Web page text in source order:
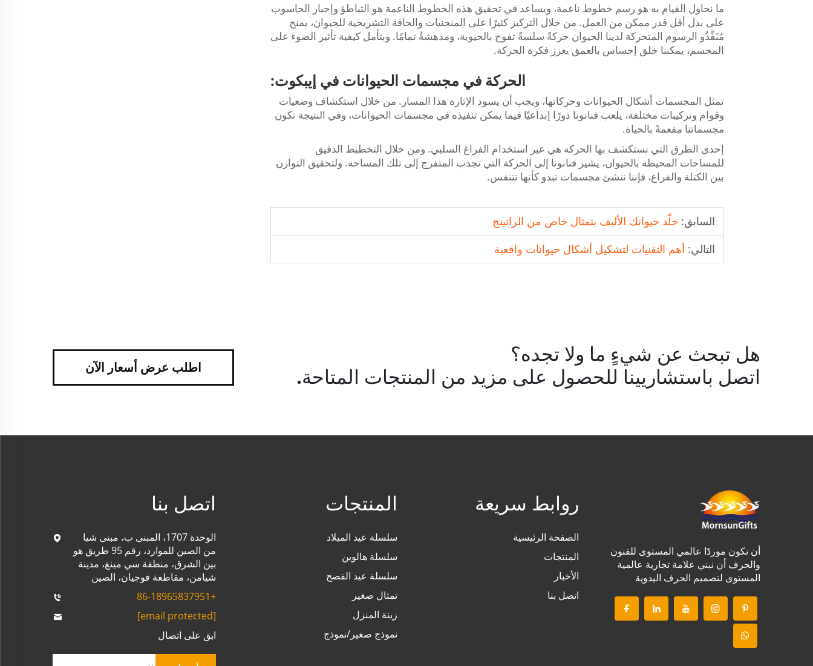
ما نحاول القيام به هو رسم خطوط ناعمة، ويساعد في تحقيق هذه الخطوط الناعمة هو التباطؤ وإجبار الحاسوب
على بذل أقل قدر ممكن من العمل. من خلال التركيز كثيرًا على المنحنيات والحافة التشريحية للحيوان، يمنح
مُنَفِّذُو الرسوم المتحركة لدينا الحيوان حركةً سلسةً تفوح بالحيوية، ومدهشةٌ تمامًا. وبتأمل كيفية تأثير الضوء على
المجسم، يمكننا خلق إحساس بالعمق يعزز فكرة الحركة.
الحركة في مجسمات الحيوانات في إيبكوت:
تمثل المجسمات أشكال الحيوانات وحركاتها، ويجب أن يسود الإثارة هذا المسار. من خلال استكشاف وضعيات
وقوام وتركيبات مختلفة، يلعب فنانونا دورًا إبداعيًا فيما يمكن تنفيذه في مجسمات الحيوانات، وفي النتيجة تكون
مجسماتنا مفعمةً بالحياة.
إحدى الطرق التي نستكشف بها الحركة هي عبر استخدام الفراغ السلبي. ومن خلال التخطيط الدقيق
للمساحات المحيطة بالحيوان، يشير فنانونا إلى الحركة التي تجذب المتفرج إلى تلك المساحة. ولتحقيق التوازن
بين الكتلة والفراغ، فإننا ننشئ مجسمات تبدو كأنها تتنفس.
السابق: خلّد حيوانك الأليف بتمثال خاص من الراتينج
التالي: أهم التقنيات لتشكيل أشكال حيوانات واقعية
هل تبحث عن شيءٍ ما ولا تجده؟
اتصل باستشاريينا للحصول على مزيد من المنتجات المتاحة.
اطلب عرض أسعار الآن
أن نكون موردًا عالمي المستوى للفنون
والحرف أن نبني علامة تجارية عالمية
المستوى لتصميم الحرف اليدوية
روابط سريعة
الصفحة الرئيسية
المنتجات
الأخبار
اتصل بنا
المنتجات
سلسلة عيد الميلاد
سلسلة هالوين
سلسلة عيد الفصح
تمثال صغير
زينة المنزل
نموذج صغير/نموذج
اتصل بنا
الوحدة 1707، المبنى ب، مبنى شيا
من الصين للموارد، رقم 95 طريق هو
بين الشرق، منطقة سي مينغ، مدينة
شيامن، مقاطعة فوجيان، الصين
+86-18965837951
[email protected]
ابق على اتصال